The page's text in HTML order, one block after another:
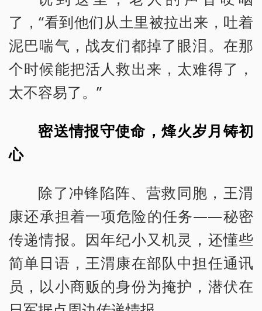
了，“看到他们从土里被拉出来，吐着
泥巴喘气，战友们都掉了眼泪。在那
个时候能把活人救出来，太难得了，
太不容易了。”
密送情报守使命，烽火岁月铸初
心
除了冲锋陷阵、营救同胞，王渭
康还承担着一项危险的任务——秘密
传递情报。因年纪小又机灵，还懂些
简单日语，王渭康在部队中担任通讯
员，以小商贩的身份为掩护，潜伏在